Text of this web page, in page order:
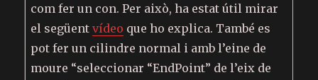
com fer un con. Per això, ha estat útil mirar
el següentvídeo que ho explica. També es
pot fer un cilindre normal i amb l’eine de
moure “seleccionar “EndPoint” de l’eix de